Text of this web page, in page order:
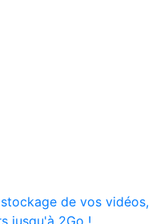
de vos vidéos,
jusqu'à 2Go !